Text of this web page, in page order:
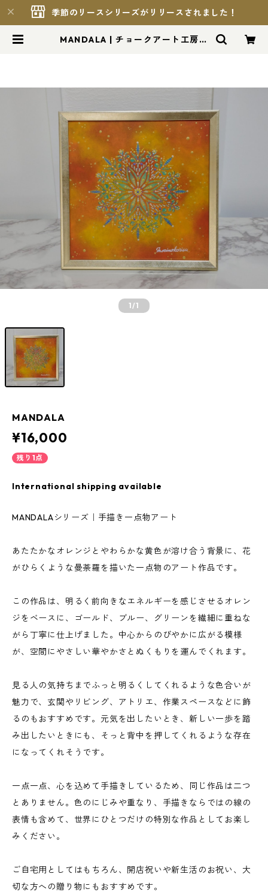
季節のリースシリーズがリリースされました！
MANDALA | チョークアート工房も
1/1
MANDALA
¥16,000
残り1点
International shipping available
MANDALAシリーズ｜手描き一点物アート
あたたかなオレンジとやわらかな黄色が溶け合う背景に、花
がひらくような曼荼羅を描いた一点物のアート作品です。
この作品は、明るく前向きなエネルギーを感じさせるオレン
ジをベースに、ゴールド、ブルー、グリーンを繊細に重ねな
がら丁寧に仕上げました。中心からのびやかに広がる模様
が、空間にやさしい華やかさとぬくもりを運んでくれます。
見る人の気持ちまでふっと明るくしてくれるような色合いが
魅力で、玄関やリビング、アトリエ、作業スペースなどに飾
るのもおすすめです。元気を出したいとき、新しい一歩を踏
み出したいときにも、そっと背中を押してくれるような存在
になってくれそうです。
一点一点、心を込めて手描きしているため、同じ作品は二つ
とありません。色のにじみや重なり、手描きならではの線の
表情も含めて、世界にひとつだけの特別な作品としてお楽し
みください。
ご自宅用としてはもちろん、開店祝いや新生活のお祝い、大
切な方への贈り物にもおすすめです。